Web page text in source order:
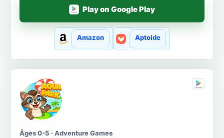
Play on Google Play
Amazon Aptoide
Âges 0-5 · Adventure Games